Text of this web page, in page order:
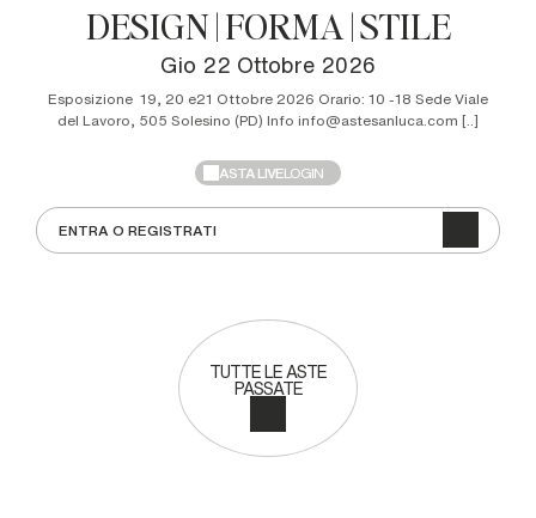
DESIGN | FORMA | STILE
gio 22 Ottobre 2026
Esposizione 19, 20 e21 Ottobre 2026 Orario: 10 -18 Sede Viale
del Lavoro, 505 Solesino (PD) Info info@astesanluca.com [..]
ASTA LIVELOGIN
ENTRA O REGISTRATI
TUTTE LE ASTE
PASSATE